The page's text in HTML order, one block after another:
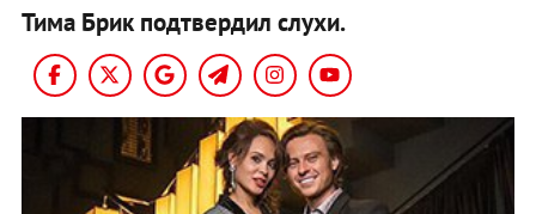
Тима Брик подтвердил слухи.